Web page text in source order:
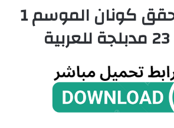
شاهد المحقق كونان الموسم 1